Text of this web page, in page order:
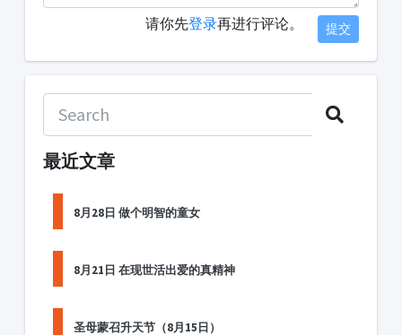
请你先登录再进行评论。 提交
最近文章
8月28日 做个明智的童女
8月21日 在现世活出爱的真精神
圣母蒙召升天节（8月15日）